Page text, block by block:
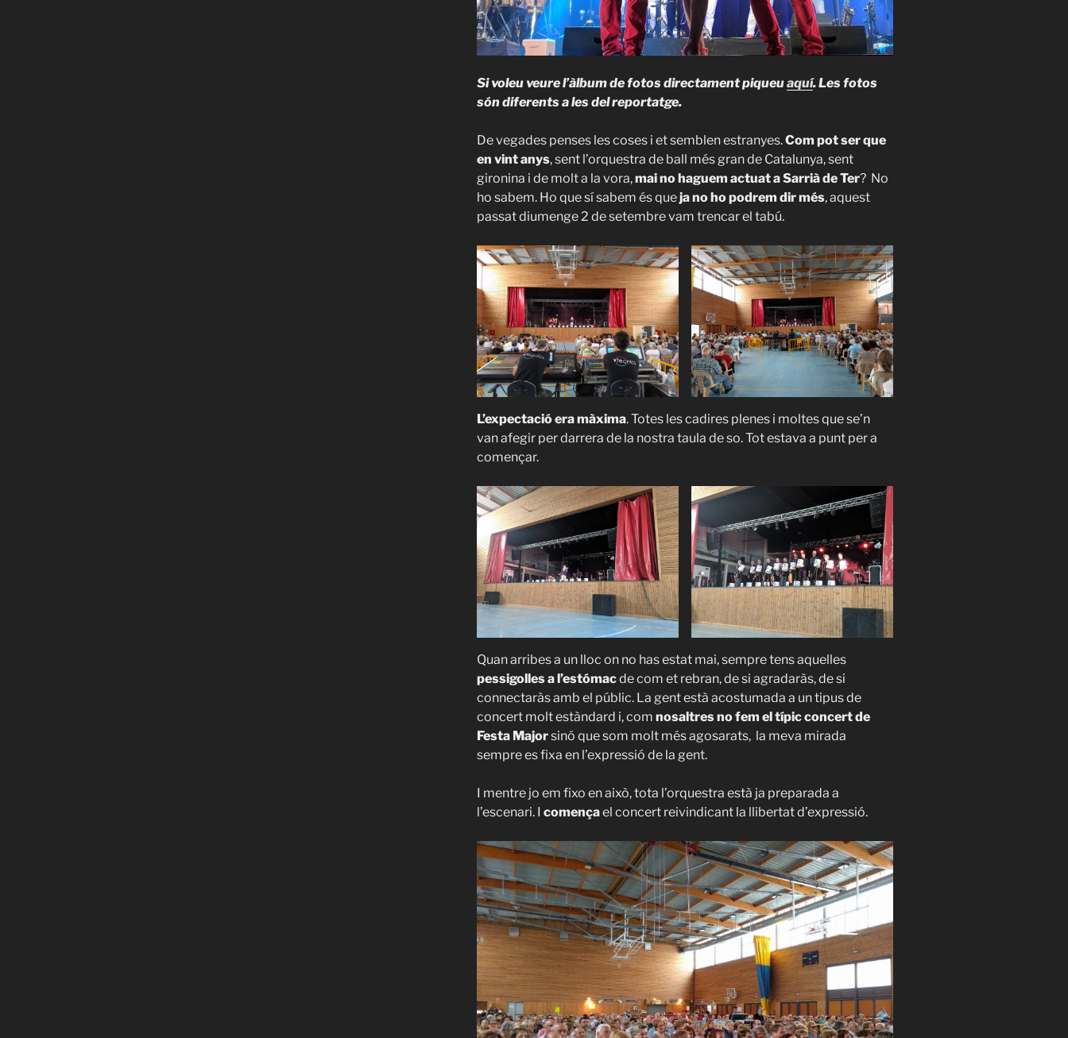
Si voleu veure l’àlbum de fotos directament piqueuaquí. Les fotos
són diferents a les del reportatge.
De vegades penses les coses i et semblen estranyes.Com pot ser que
en vint anys, sent l’orquestra de ball més gran de Catalunya, sent
gironina i de molt a la vora,mai no haguem actuat a Sarrià de Ter? No
ho sabem. Ho que sí sabem és queja no ho podrem dir més, aquest
passat diumenge 2 de setembre vam trencar el tabú.
L’expectació era màxima. Totes les cadires plenes i moltes que se’n
van afegir per darrera de la nostra taula de so. Tot estava a punt per a
començar.
Quan arribes a un lloc on no has estat mai, sempre tens aquelles
pessigolles a l’estómacde com et rebran, de si agradaràs, de si
connectaràs amb el públic. La gent està acostumada a un tipus de
concert molt estàndard i, com nosaltres no fem el típic concert de
Festa Majorsinó que som molt més agosarats, la meva mirada
sempre es fixa en l’expressió de la gent.
I mentre jo em fixo en això, tota l’orquestra està ja preparada a
l’escenari. I començael concert reivindicant la llibertat d’expressió.